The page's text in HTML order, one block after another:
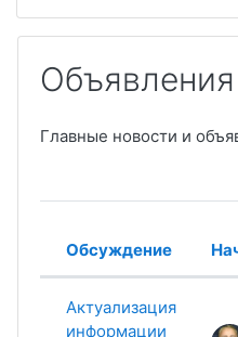
Объявления
Главные новости и
Список
Статус
Обсуждение
Актуализация
информации